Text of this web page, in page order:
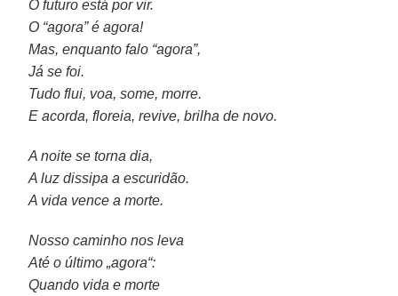
O futuro está por vir.
O “agora” é agora!
Mas, enquanto falo “agora”,
Já se foi.
Tudo flui, voa, some, morre.
E acorda, floreia, revive, brilha de novo.
A noite se torna dia,
A luz dissipa a escuridão.
A vida vence a morte.
Nosso caminho nos leva
Até o último „agora“:
Quando vida e morte